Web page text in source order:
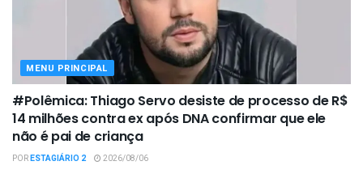
MENU PRINCIPAL
#Polêmica: Thiago Servo desiste de processo de R$
14 milhões contra ex após DNA confirmar que ele
não é pai de criança
PORESTAGIÁRIO 2 2026/08/06